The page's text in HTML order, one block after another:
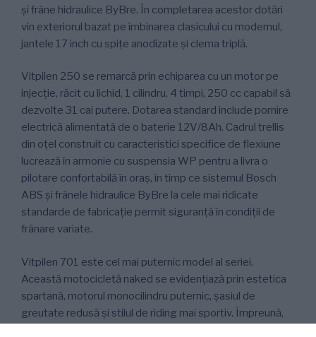
și frâne hidraulice ByBre. În completarea acestor dotări
vin exteriorul bazat pe îmbinarea clasicului cu modernul,
jantele 17 inch cu spițe anodizate și clema triplă.
Vitpilen 250 se remarcă prin echiparea cu un motor pe
injecție, răcit cu lichid, 1 cilindru, 4 timpi, 250 cc capabil să
dezvolte 31 cai putere. Dotarea standard include pornire
electrică alimentată de o baterie 12V/8Ah. Cadrul trellis
din oțel construit cu caracteristici specifice de flexiune
lucrează în armonie cu suspensia WP pentru a livra o
pilotare confortabilă în oraș, în timp ce sistemul Bosch
ABS și frânele hidraulice ByBre la cele mai ridicate
standarde de fabricație permit siguranță în condiții de
frânare variate.
Vitpilen 701 este cel mai puternic model al seriei.
Această motocicletă naked se evidențiază prin estetica
spartană, motorul monocilindru puternic, șasiul de
greutate redusă și stilul de riding mai sportiv. Împreună,